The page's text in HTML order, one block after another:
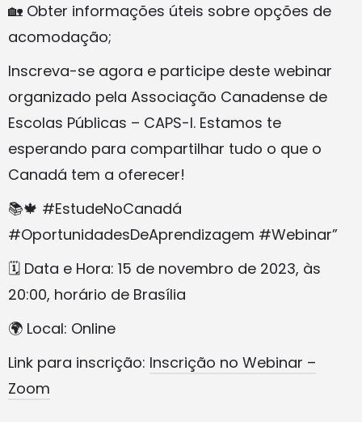
🏡 Obter informações úteis sobre opções de
acomodação;
Inscreva-se agora e participe deste webinar
organizado pela Associação Canadense de
Escolas Públicas – CAPS-I. Estamos te
esperando para compartilhar tudo o que o
Canadá tem a oferecer!
📚🍁 #EstudeNoCanadá
#OportunidadesDeAprendizagem #Webinar”
🗓️ Data e Hora: 15 de novembro de 2023, às
20:00, horário de Brasília
🌍 Local: Online
Link para inscrição: Inscrição no Webinar –
Zoom